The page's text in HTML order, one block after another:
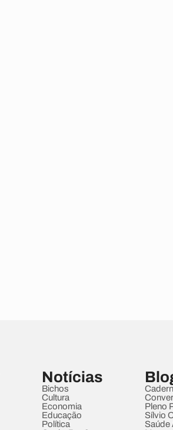
Notícias
Bichos
Cultura
Economia
Educação
Política
Pleno
Sílvio
Saúde